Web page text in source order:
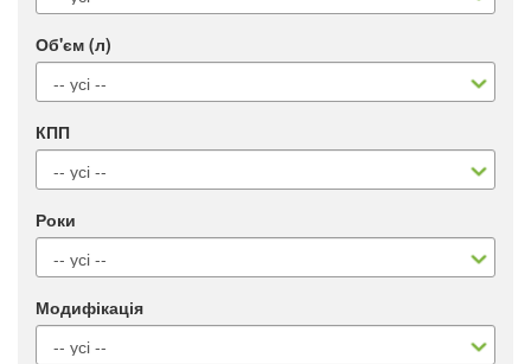
Об'єм (л)
КПП
Роки
Модифікація